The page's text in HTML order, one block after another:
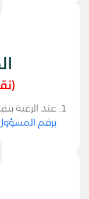
عند الرغبة
برقم